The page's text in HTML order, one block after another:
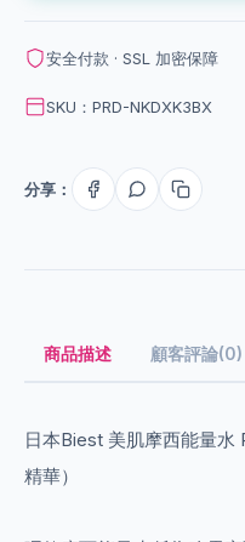
安全付款 · SSL 加密保障
SKU：PRD-NKDXK3BX
分享：
商品描述 顧客評論(0)
日本Biest 美肌摩西能量
精華）